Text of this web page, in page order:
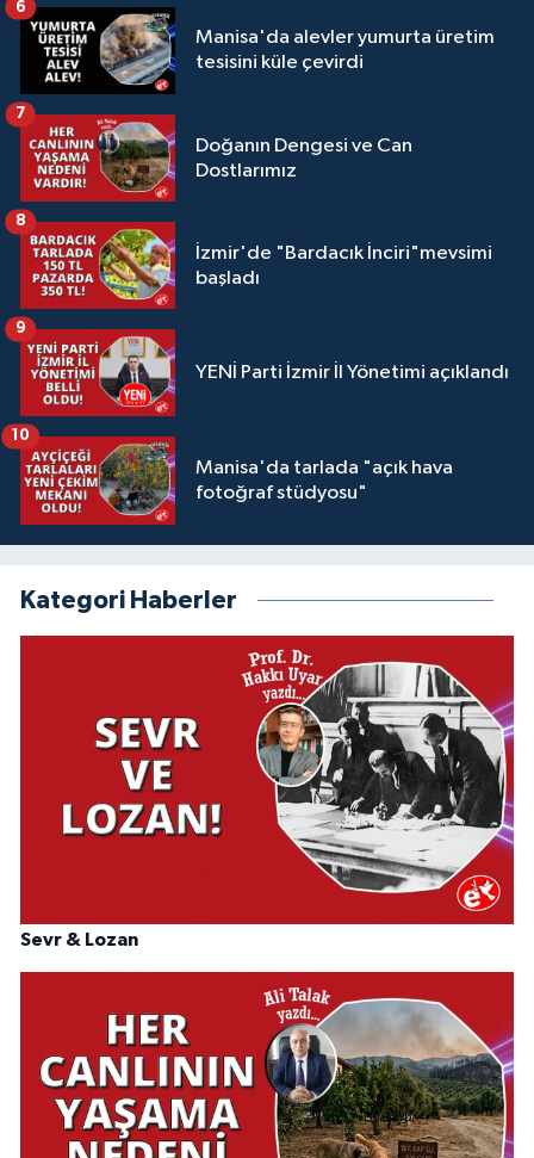
Manisa'da alevler yumurta üretim
tesisini küle çevirdi
6
Doğanın Dengesi ve Can
Dostlarımız
7
İzmir'de "Bardacık İnciri"mevsimi
başladı
8
YENİ Parti İzmir İl Yönetimi açıklandı
9
Manisa'da tarlada "açık hava
fotoğraf stüdyosu"
10
Kategori Haberler
Sevr & Lozan